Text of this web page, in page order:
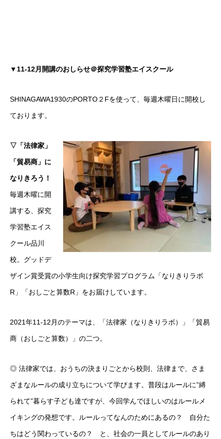
▼11-12月開講のおしらせ＠探究学習塾エイスクール
SHINAGAWA1930のPORTO２Fを使って、毎週木曜日に開校し
ております。
▽「法律家」
「貿易商」に
なりきろう！
毎週木曜に開
講する、探究
学習塾エイス
クール品川
校。グッドデ
ザイン賞受賞の小学生向け探究学習プログラム「なりきりラボ
R」「おしごと算数R」をお届けしています。
2021年11-12月のテーマは、「法律家（なりきりラボ）」「貿易
商（おしごと算数）」の二つ。
◎ 法律家では、おうちの決まりごとから校則、法律まで、さま
ざまなルールの成り立ちについて学びます。普段はルールに”縛
られて”暮らす子ども達ですが、今回学んでほしいのはルールメ
イキングの発想です。ルールってなんのためにあるの？ 自分た
ちはどう関わっているの？ と、社会の一員としてルールのあり